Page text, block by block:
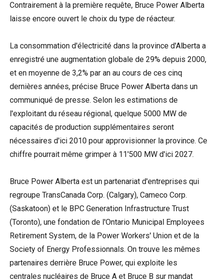
Contrairement à la première requête, Bruce Power Alberta
laisse encore ouvert le choix du type de réacteur.
La consommation d'électricité dans la province d'Alberta a
enregistré une augmentation globale de 29% depuis 2000,
et en moyenne de 3,2% par an au cours de ces cinq
dernières années, précise Bruce Power Alberta dans un
communiqué de presse. Selon les estimations de
l'exploitant du réseau régional, quelque 5000 MW de
capacités de production supplémentaires seront
nécessaires d'ici 2010 pour approvisionner la province. Ce
chiffre pourrait même grimper à 11'500 MW d'ici 2027.
Bruce Power Alberta est un partenariat d'entreprises qui
regroupe TransCanada Corp. (Calgary), Cameco Corp.
(Saskatoon) et le BPC Generation Infrastructure Trust
(Toronto), une fondation de l'Ontario Municipal Employees
Retirement System, de la Power Workers' Union et de la
Society of Energy Professionnals. On trouve les mêmes
partenaires derrière Bruce Power, qui exploite les
centrales nucléaires de Bruce A et Bruce B sur mandat